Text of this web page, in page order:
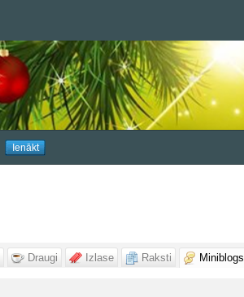
Draugi Izlase Raksti Miniblogs